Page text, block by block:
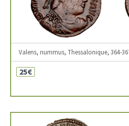
Valens, nummus, Thessalonique, 364-
25€